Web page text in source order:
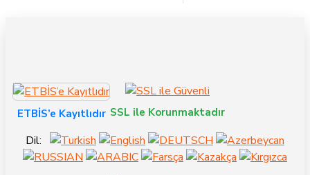
ETBİS’e Kayıtlıdır SSL ile Korunmaktadır
Dil: